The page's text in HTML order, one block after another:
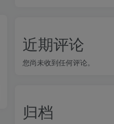
近期评论
您尚未收到任何评论。
归档